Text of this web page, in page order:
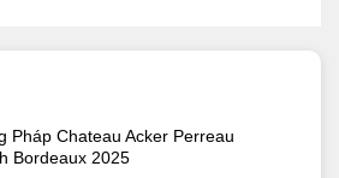
Pháp Chateau Acker Perreau
Bordeaux 2025